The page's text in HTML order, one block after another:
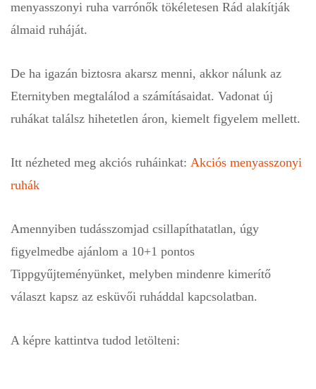
menyasszonyi ruha varrónők tökéletesen Rád alakítják
álmaid ruháját.
De ha igazán biztosra akarsz menni, akkor nálunk az
Eternityben megtalálod a számításaidat. Vadonat új
ruhákat találsz hihetetlen áron, kiemelt figyelem mellett.
Itt nézheted meg akciós ruháinkat: Akciós menyasszonyi
ruhák
Amennyiben tudásszomjad csillapíthatatlan, úgy
figyelmedbe ajánlom a 10+1 pontos
Tippgyűjteményünket, melyben mindenre kimerítő
választ kapsz az esküvői ruháddal kapcsolatban.
A képre kattintva tudod letölteni: